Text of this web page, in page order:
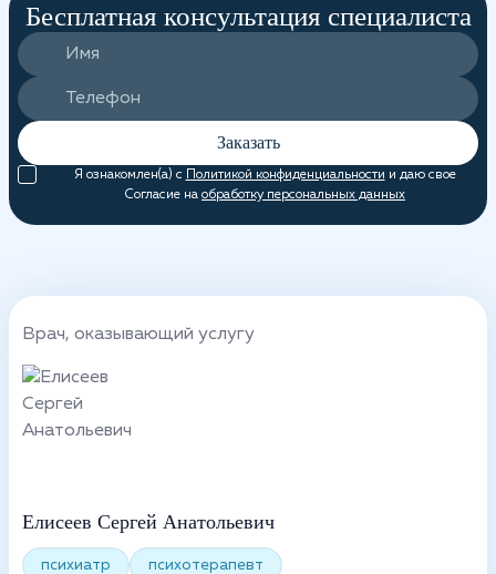
Бесплатная консультация специалиста
Заказать
Я ознакомлен(а) с Политикой конфиденциальности и даю свое
Согласие на обработку персональных данных
Врач, оказывающий услугу
Елисеев Сергей Анатольевич
психиатр психотерапевт